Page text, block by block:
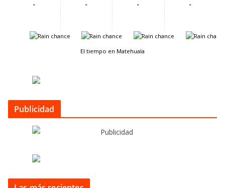
-
-
-
-
-
-
-
-
El tiempo en Matehuala
Publicidad